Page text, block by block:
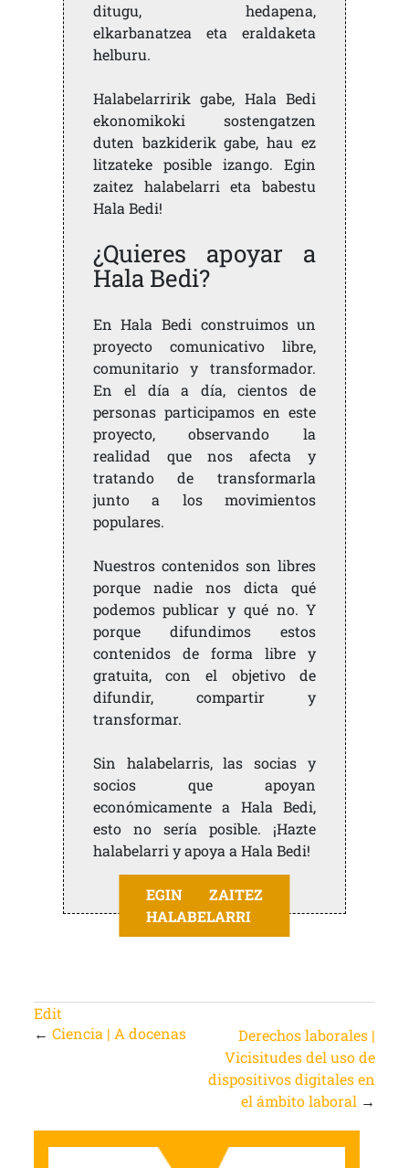
ditugu, hedapena,
elkarbanatzea eta eraldaketa
helburu.
Halabelarririk gabe, Hala Bedi
ekonomikoki sostengatzen
duten bazkiderik gabe, hau ez
litzateke posible izango. Egin
zaitez halabelarri eta babestu
Hala Bedi!
¿Quieres apoyar a
Hala Bedi?
En Hala Bedi construimos un
proyecto comunicativo libre,
comunitario y transformador.
En el día a día, cientos de
personas participamos en este
proyecto, observando la
realidad que nos afecta y
tratando de transformarla
junto a los movimientos
populares.
Nuestros contenidos son libres
porque nadie nos dicta qué
podemos publicar y qué no. Y
porque difundimos estos
contenidos de forma libre y
gratuita, con el objetivo de
difundir, compartir y
transformar.
Sin halabelarris, las socias y
socios que apoyan
económicamente a Hala Bedi,
esto no sería posible. ¡Hazte
halabelarri y apoya a Hala Bedi!
EGIN ZAITEZ
HALABELARRI
Edit
← Ciencia | A docenas
Derechos laborales |
Vicisitudes del uso de
dispositivos digitales en
el ámbito laboral →